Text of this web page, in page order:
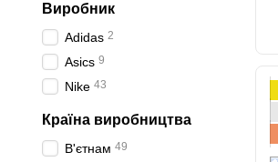
Виробник
Adidas 2
Asics 9
Nike 43
Країна виробництва
В'єтнам 49